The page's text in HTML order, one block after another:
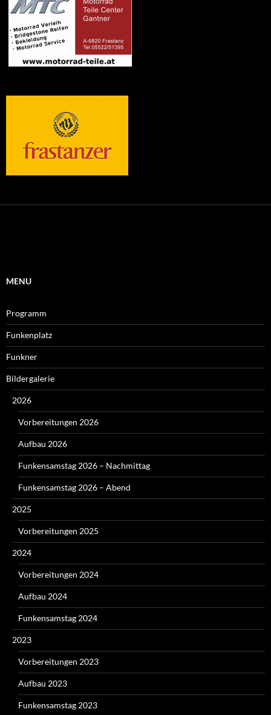
MENU
Programm
Funkenplatz
Funkner
Bildergalerie
2026
Vorbereitungen 2026
Aufbau 2026
Funkensamstag 2026 – Nachmittag
Funkensamstag 2026 – Abend
2025
Vorbereitungen 2025
2024
Vorbereitungen 2024
Aufbau 2024
Funkensamstag 2024
2023
Vorbereitungen 2023
Aufbau 2023
Funkensamstag 2023